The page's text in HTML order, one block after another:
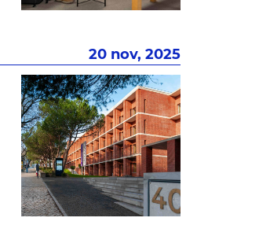
20 nov, 2025